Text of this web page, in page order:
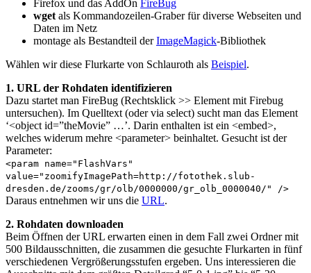
Firefox und das AddOn FireBug
wget als Kommandozeilen-Graber für diverse Webseiten und
Daten im Netz
montage als Bestandteil derImageMagick-Bibliothek
Wählen wir diese Flurkarte von Schlauroth als Beispiel.
1. URL der Rohdaten identifizieren
Dazu startet man FireBug (Rechtsklick >> Element mit Firebug
untersuchen). Im Quelltext (oder via select) sucht man das Element
‘<object id=”theMovie” …’. Darin enthalten ist ein <embed>,
welches widerum mehre <parameter> beinhaltet. Gesucht ist der
Parameter:
<param name="FlashVars"
value="zoomifyImagePath=http://fotothek.slub-
dresden.de/zooms/gr/olb/0000000/gr_olb_0000040/" />
Daraus entnehmen wir uns die URL.
2. Rohdaten downloaden
Beim Öffnen der URL erwarten einen in dem Fall zwei Ordner mit
500 Bildausschnitten, die zusammen die gesuchte Flurkarten in fünf
verschiedenen Vergrößerungsstufen ergeben. Uns interessieren die